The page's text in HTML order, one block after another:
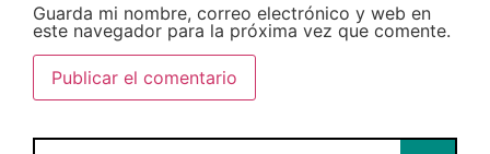
Guarda mi nombre, correo electrónico y web en
este navegador para la próxima vez que comente.